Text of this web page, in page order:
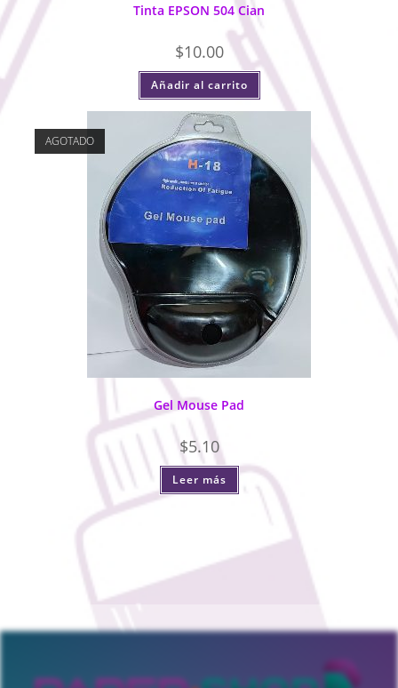
Tinta EPSON 504 Cian
$10.00
Añadir al carrito
AGOTADO
Gel Mouse Pad
$5.10
Leer más